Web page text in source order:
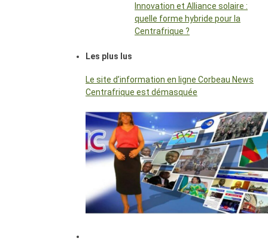
Innovation et Alliance solaire :
quelle forme hybride pour la
Centrafrique ?
Les plus lus
Le site d’information en ligne Corbeau News
Centrafrique est démasquée